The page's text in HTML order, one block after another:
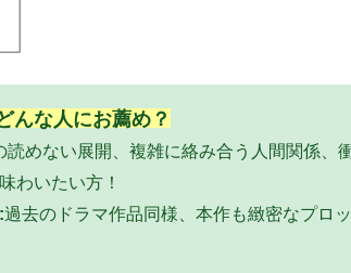
んな人にお薦め？
読めない展開、複雑に絡み合う人間関係、
わいたい方！
過去のドラマ作品同様、本作も緻密なプロ